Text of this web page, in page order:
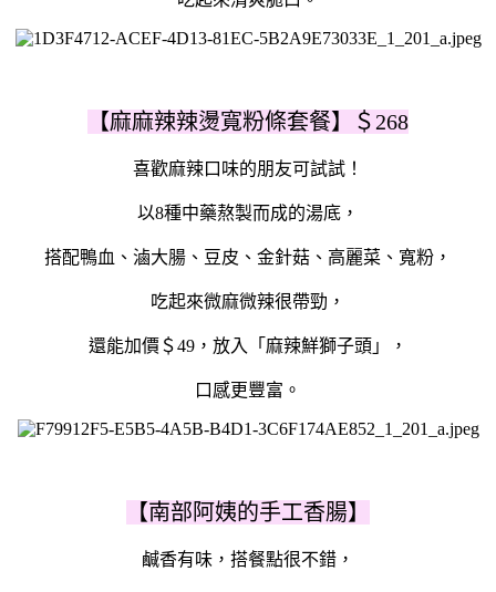
【麻麻辣辣燙寬粉條套餐】＄268
喜歡麻辣口味的朋友可試試！
以8種中藥熬製而成的湯底，
搭配鴨血、滷大腸、豆皮、金針菇、高麗菜、寬粉，
吃起來微麻微辣很帶勁，
還能加價＄49 ，放入「麻辣鮮獅子頭」，
口感更豐富。
【南部阿姨的手工香腸】
鹹香有味，搭餐點很不錯，